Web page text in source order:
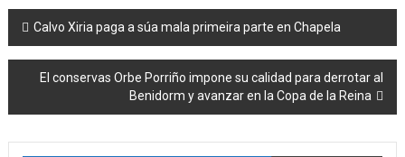
Post navigation
Calvo Xiria paga a súa mala primeira parte en Chapela
El conservas Orbe Porriño impone su calidad para derrotar al
Benidorm y avanzar en la Copa de la Reina